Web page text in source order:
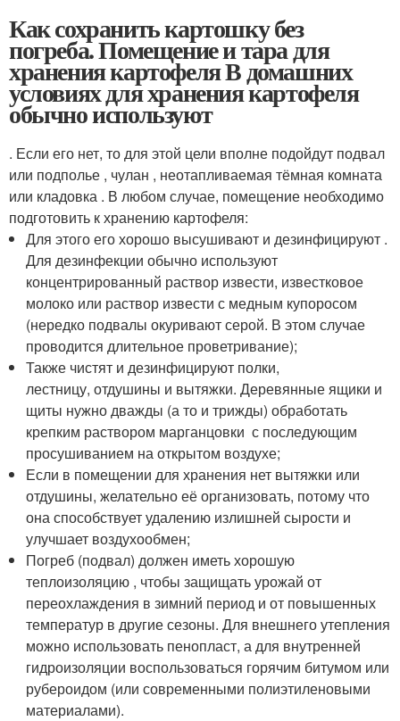
Как сохранить картошку без
погреба. Помещение и тара для
хранения картофеля В домашних
условиях для хранения картофеля
обычно используют
. Если его нет, то для этой цели вполне подойдут подвал
или подполье , чулан , неотапливаемая тёмная комната
или кладовка . В любом случае, помещение необходимо
подготовить к хранению картофеля:
Для этого его хорошо высушивают и дезинфицируют .
Для дезинфекции обычно используют
концентрированный раствор извести, известковое
молоко или раствор извести с медным купоросом
(нередко подвалы окуривают серой. В этом случае
проводится длительное проветривание);
Также чистят и дезинфицируют полки,
лестницу, отдушины и вытяжки. Деревянные ящики и
щиты нужно дважды (а то и трижды) обработать
крепким раствором марганцовки с последующим
просушиванием на открытом воздухе;
Если в помещении для хранения нет вытяжки или
отдушины, желательно её организовать, потому что
она способствует удалению излишней сырости и
улучшает воздухообмен;
Погреб (подвал) должен иметь хорошую
теплоизоляцию , чтобы защищать урожай от
переохлаждения в зимний период и от повышенных
температур в другие сезоны. Для внешнего утепления
можно использовать пенопласт, а для внутренней
гидроизоляции воспользоваться горячим битумом или
рубероидом (или современными полиэтиленовыми
материалами).